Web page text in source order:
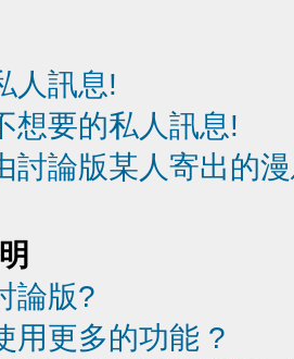
人訊息!
想要的私人訊息!
討論版某人寄出的
論版?
用更多的功能 ?